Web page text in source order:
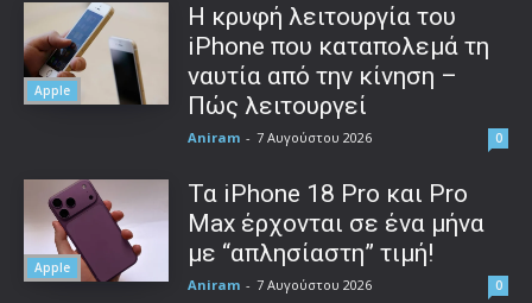
Apple
Η κρυφή λειτουργία του
iPhone που καταπολεμά τη
ναυτία από την κίνηση –
Πώς λειτουργεί
Aniram - 7 Αυγούστου 2026 0
Apple
Τα iPhone 18 Pro και Pro
Max έρχονται σε ένα μήνα
με “απλησίαστη” τιμή!
Aniram - 7 Αυγούστου 2026 0